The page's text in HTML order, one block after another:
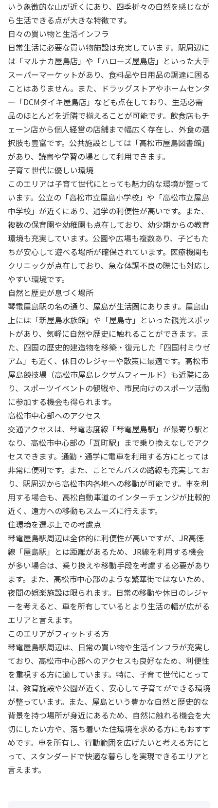
いう象徴的な山が近くにあり、四季折々の自然を感じなが
ら生活できる点が大きな特徴です。
日々の買い物と生活インフラ
日常生活に必要な買い物施設は充実しています。駅周辺に
は「マルナカ屋島店」や「ハローズ屋島店」といった大手
スーパーマーケットがあり、食料品や日用品の調達に困る
ことはありません。また、ドラッグストアやホームセンタ
ー「DCMダイキ屋島店」なども点在しており、生活必需
品のほとんどを近隣で揃えることが可能です。飲食店もチ
ェーン店から個人経営の店舗まで幅広く存在し、外食の選
択肢も豊富です。公共施設としては「高松市屋島図書館」
があり、読書や学習の場として利用できます。
子育て世代に優しい環境
このエリアは子育て世代にとっても魅力的な環境が整って
います。公立の「高松市立屋島小学校」や「高松市立屋島
中学校」が近くにあり、通学の利便性が高いです。また、
複数の保育園や幼稚園も点在しており、幼少期からの教育
環境も充実しています。公園や広場も複数あり、子どもた
ちが安心して遊べる場所が確保されています。医療機関も
クリニックが点在しており、急な体調不良の際にも対応し
やすい環境です。
自然と歴史が息づく場所
琴電屋島駅の名の通り、屋島が生活圏にあります。屋島山
上には「新屋島水族館」や「屋島寺」といった観光スポッ
トがあり、気軽に自然や歴史に触れることができます。ま
た、四国の歴史的建造物を移築・復元した「四国村ミウゼ
アム」も近く、休日のレジャーや散策に最適です。高松市
屋島競技場（高松市屋島レクザムフィールド）も近隣にあ
り、スポーツイベントの観戦や、市民向けのスポーツ活動
に参加する機会も得られます。
高松市中心部へのアクセス
交通アクセスは、琴電志度線「琴電屋島駅」が最寄り駅と
なり、高松市中心部の「瓦町駅」まで乗り換えなしでアク
セスできます。通勤・通学に電車を利用する方にとっては
非常に便利です。また、ことでんバスの路線も充実してお
り、駅周辺から高松市内各地への移動が可能です。車を利
用する場合も、高松自動車道のインターチェンジが比較的
近く、遠方への移動もスムーズに行えます。
住環境を選ぶ上での考慮点
琴電屋島駅周辺は全体的に利便性が高いですが、JR高徳
線「屋島駅」とは距離があるため、JR線を利用する機会
が多い場合は、乗り換えや移動手段を考慮する必要があり
ます。また、高松市中心部のような繁華街ではないため、
夜間の娯楽施設は限られます。日常の移動や休日のレジャ
ーを考えると、車を所有しているとより生活の幅が広がる
エリアと言えます。
このエリアがフィットする方
琴電屋島駅周辺は、日常の買い物や生活インフラが充実し
ており、高松市中心部へのアクセスも良好なため、利便性
を重視する方に適しています。特に、子育て世代にとって
は、教育施設や公園が近く、安心して子育てができる環境
が整っています。また、屋島という豊かな自然と歴史的な
背景を持つ場所が身近にあるため、自然に触れる機会を大
切にしたい方や、落ち着いた住環境を求める方にもおすす
めです。車を所有し、行動範囲を広げたいと考える方にと
って、スタンダードで快適な暮らしを実現できるエリアと
言えます。